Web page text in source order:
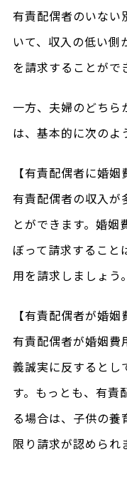
有責配偶者のいない
いて、収入の低い側
を請求することがで
一方、夫婦のどちら
は、基本的に次のよ
【有責配偶者に婚姻
有責配偶者の収入が
とができます。婚姻
ぼって請求すること
用を請求しましょう。
【有責配偶者が婚姻
有責配偶者が婚姻費
義誠実に反するとし
す。もっとも、有責
る場合は、子供の養
限り請求が認められ